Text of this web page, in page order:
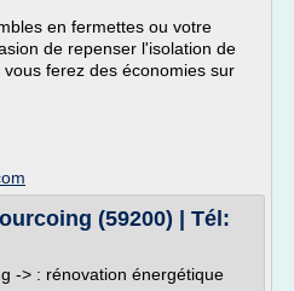
en fermettes ou votre
de repenser l'isolation de
ferez des économies sur
(59200) | Tél:
-> : rénovation énergétique